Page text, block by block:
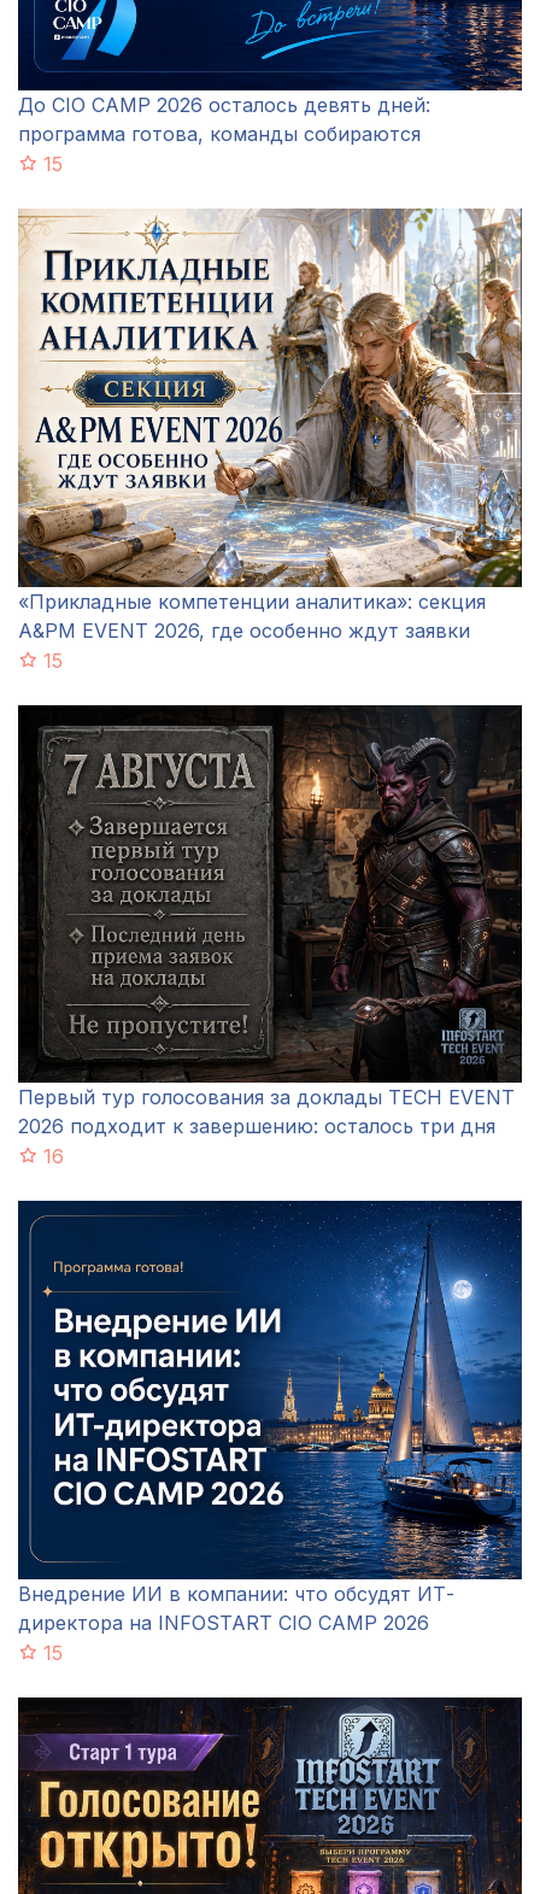
До CIO CAMP 2026 осталось девять дней:
программа готова, команды собираются
15
«Прикладные компетенции аналитика»: секция
A&PM EVENT 2026, где особенно ждут заявки
15
Первый тур голосования за доклады TECH EVENT
2026 подходит к завершению: осталось три дня
16
Внедрение ИИ в компании: что обсудят ИТ-
директора на INFOSTART CIO CAMP 2026
15